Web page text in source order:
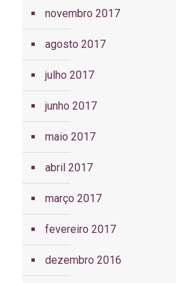
novembro 2017
agosto 2017
julho 2017
junho 2017
maio 2017
abril 2017
março 2017
fevereiro 2017
dezembro 2016